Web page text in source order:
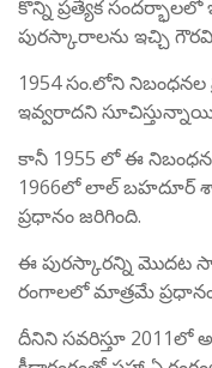
కొన్ని ప్రత్యేక సందర్భాలలో
పురస్కారాలను ఇచ్చి
1954 సం.లోని
ఇవ్వరాదని
కానీ 1955 లో ఈ
1966లో లాల్ బహదూర్
ప్రధానం జరిగింది.
ఈ పురస్కారన్ని మొదట
రంగాలలో మాత్రమే
దీనిని సవరిస్తూ 2011లో